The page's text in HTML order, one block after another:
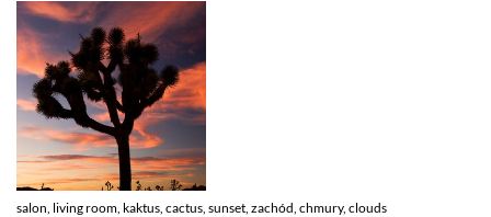
salon, living room, kaktus, cactus, sunset, zachód, chmury, clouds